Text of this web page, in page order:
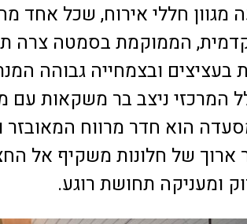
חללי אירוח, שכל אחד
הממוקמת בסמטה צרה
בעציצים ובצמחייה גבוהה
המרכזי ניצב בר משקאות עם
הוא חדר מרווח המאובזר
ה-50. קיר ארוך של חלונות משקיף
ומעניקה תחושת רוגע.